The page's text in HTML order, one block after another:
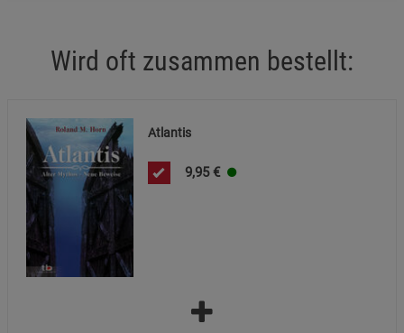
Wird oft zusammen bestellt:
Atlantis
9,95 €
Statistik Cookies (2) Statistik Cookies
Marketing Cookies (3)
Beschreibung Marketing Cookies